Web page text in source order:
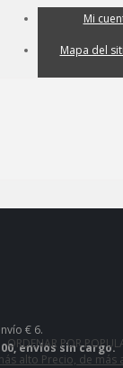
Mi
Mapa del
Mi
ORDENAR POR
alto Precio, de más
€ 6.
envíos sin cargo.